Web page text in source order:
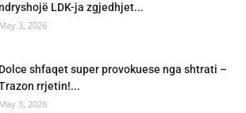
LDK-ja zgjedhjet...
May 3, 2026
Dolce shfaqet super provokuese nga shtrati –
rrjetin!...
May 3, 2026